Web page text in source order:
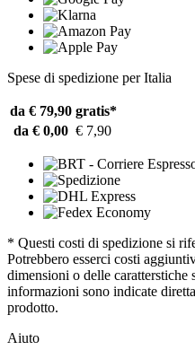
Spese di spedizione per Italia
da € 79,90 gratis*
da € 0,00 € 7,90
* Questi costi di spedizione si
Potrebbero esserci costi
dimensioni o delle
informazioni sono indicate
prodotto.
Aiuto